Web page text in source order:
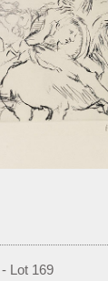
Lot 169